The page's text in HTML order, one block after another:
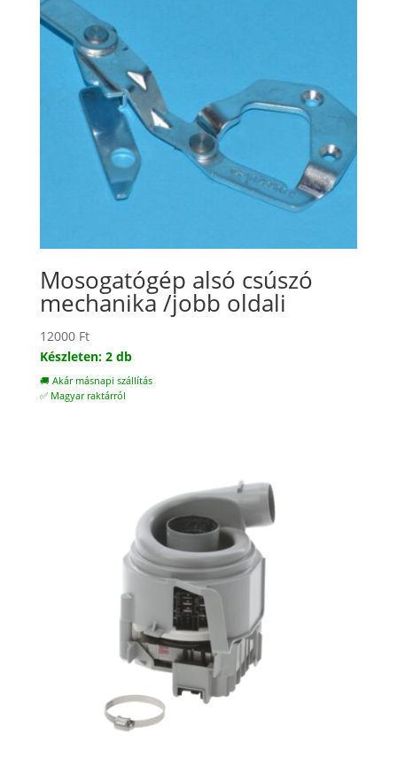
Mosogatógép alsó csúszó
mechanika /jobb oldali
12000 Ft
Készleten: 2 db
🚚 Akár másnapi szállítás
✅ Magyar raktárról